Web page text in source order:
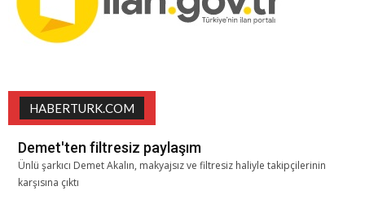
HABERTURK.COM
Demet'ten filtresiz paylaşım
Ünlü şarkıcı Demet Akalın, makyajsız ve filtresiz haliyle takipçilerinin
karşısına çıktı